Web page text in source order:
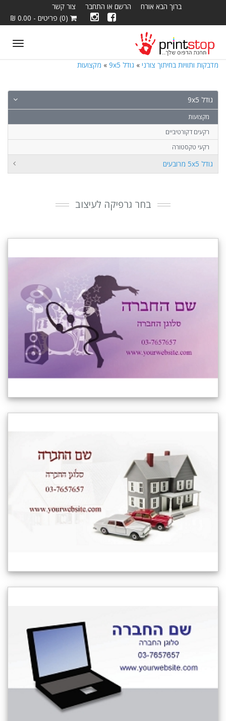
ברוך הבא אורח הרשם או התחבר
צור קשר
(0) פריטים - 0.00 ₪
מדבקות ותוויות בחיתוך צורני » גודל 9x5 » מקצועות
גודל 9x5
מקצועות
רקעים דקורטיביים
רקעי טקסטורה
גודל 5x5 מרובעים
בחר גרפיקה לעיצוב